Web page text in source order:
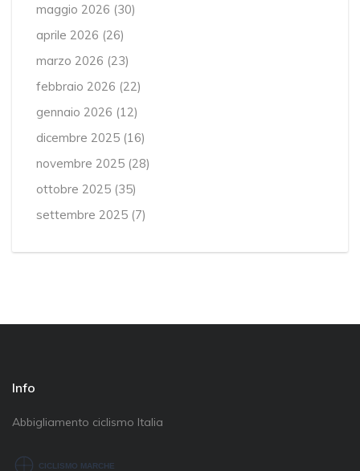
maggio 2026 (30)
aprile 2026 (26)
marzo 2026 (23)
febbraio 2026 (22)
gennaio 2026 (12)
dicembre 2025 (16)
novembre 2025 (28)
ottobre 2025 (35)
settembre 2025 (7)
Info
Abbigliamento ciclismo Italia